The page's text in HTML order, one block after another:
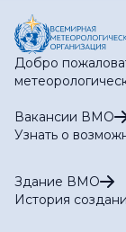
Добро
Вакансии ВМО
Узнать о
Здание ВМО
История